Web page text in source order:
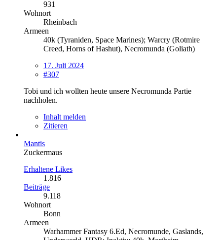
931
Wohnort
Rheinbach
Armeen
40k (Tyraniden, Space Marines); Warcry (Rotmire
Creed, Horns of Hashut), Necromunda (Goliath)
17. Juli 2024
#307
Tobi und ich wollten heute unsere Necromunda Partie
nachholen.
Inhalt melden
Zitieren
Mantis
Zuckermaus
Erhaltene Likes
1.816
Beiträge
9.118
Wohnort
Bonn
Armeen
Warhammer Fantasy 6.Ed, Necromunde, Gaslands,